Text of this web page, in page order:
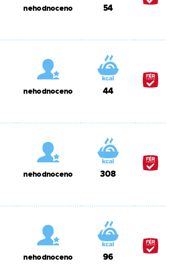
nehodnoceno 54
nehodnoceno 44
nehodnoceno 308
nehodnoceno 96